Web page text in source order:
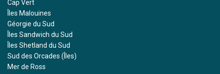
Cap Vert
Îles Malouines
Géorgie du Sud
Îles Sandwich du Sud
Îles Shetland du Sud
Sud des Orcades (Îles)
Mer de Ross